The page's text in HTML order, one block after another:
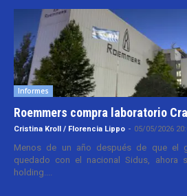
Informes
Roemmers compra laboratorio
Cristina Kroll / Florencia Lippo - 05/05/2026
Menos de un año después de que el
quedado con el nacional Sidus, ahora
holding....